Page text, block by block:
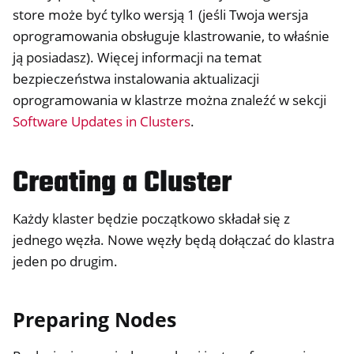
store może być tylko wersją 1 (jeśli Twoja wersja
oprogramowania obsługuje klastrowanie, to właśnie
ją posiadasz). Więcej informacji na temat
bezpieczeństwa instalowania aktualizacji
oprogramowania w klastrze można znaleźć w sekcji
Software Updates in Clusters.
Creating a Cluster
Każdy klaster będzie początkowo składał się z
jednego węzła. Nowe węzły będą dołączać do klastra
jeden po drugim.
Preparing Nodes